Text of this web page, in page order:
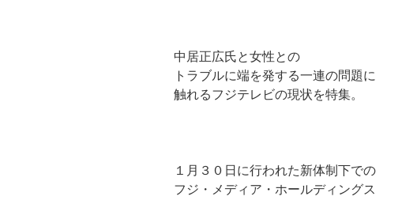
中居正広氏と女性との
トラブルに端を発する一連の問題に
触れるフジテレビの現状を特集。
１月３０日に行われた新体制下での
フジ・メディア・ホールディングス